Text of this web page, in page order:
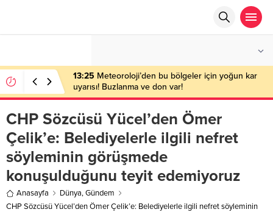
13:25 Meteoroloji’den bu bölgeler için yoğun kar
uyarısı! Buzlanma ve don var!
CHP Sözcüsü Yücel’den Ömer
Çelik’e: Belediyelerle ilgili nefret
söyleminin görüşmede
konuşulduğunu teyit edemiyoruz
Anasayfa Dünya,Gündem
CHP Sözcüsü Yücel’den Ömer Çelik’e: Belediyelerle ilgili nefret söyleminin